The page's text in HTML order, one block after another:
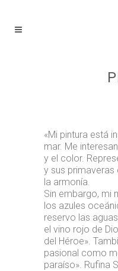
«Mi pintura está
mar. Me
y el color.
y sus primaveras
la armonía.
Sin embargo, mi
los azules
reservo las
el vino rojo de
del Héroe».
pasional como
paraíso». Rufina